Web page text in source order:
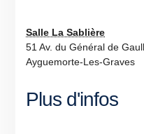
Salle La Sablière
51 Av. du Général de
Ayguemorte-Les-Graves
Plus d'infos